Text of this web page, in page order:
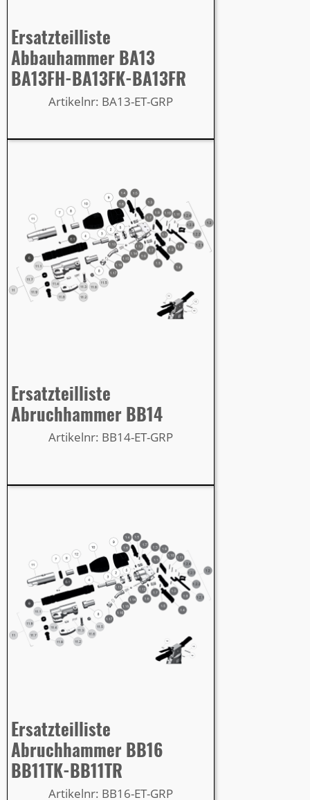
Ersatzteilliste
Abbauhammer BA13
BA13FH-BA13FK-BA13FR
Artikelnr: BA13-ET-GRP
Ersatzteilliste
Abruchhammer BB14
Artikelnr: BB14-ET-GRP
Ersatzteilliste
Abruchhammer BB16
BB11TK-BB11TR
Artikelnr: BB16-ET-GRP